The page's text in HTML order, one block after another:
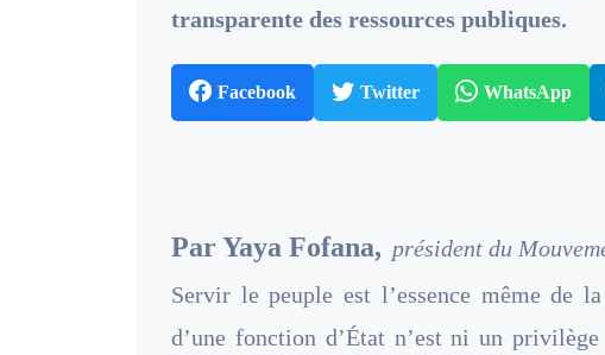
transparente des ressources publiques.
Facebook Twitter WhatsApp
Par Yaya Fofana, président du
Servir le peuple est l’essence même de
d’une fonction d’État n’est ni un